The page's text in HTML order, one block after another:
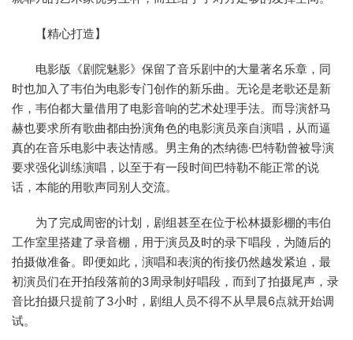
【精心打造】
电影版《剧院魅影》保留了音乐剧中的大量著名乐章，同
时也加入了韦伯为电影专门创作的新乐曲。无论是老歌还是新
作，韦伯都大量借用了电影音响的艺术处理手法。而导演舒马
赫也要求所有歌曲都由扮演角色的电影演员亲自演唱，从而逼
真的在音乐电影中表达情感。男主角的杰纳德·巴特勒曾被导演
要求强化训练演唱，以至于有一段时间巴特勒不能正常的说
话，本能的用歌声同别人交流。
为了完成周密的计划，剧组甚至在位于松林摄影棚的韦伯
工作室里搭建了录音棚，用于演员及时的录下唱段，为随后的
拍摄做准备。即便如此，演唱和表演的衔接仍然越发紧迫，最
初演员们在开拍段落前的3周录制好唱段，而到了拍摄尾声，录
音比拍摄只提前了3小时，剧组人员不得不从早晨6点就开始调
试。